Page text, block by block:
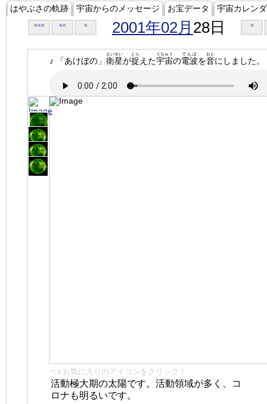
はやぶさの軌跡 宇宙からのメッセージ お宝データ 宇宙カレン
<<< << < 2001年02月 28日 >
♪ 「あけぼの」 衛星
えいせい
が捉
とら
えた宇宙
うちゅう
の電波
でんぱ
を音
おと
にしました。
👈 お気に入りのアイコンをクリック！
活動極大期の太陽です。活動領域が多く、コ
ロナも明るいです。